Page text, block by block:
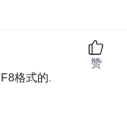
格式的.
赞